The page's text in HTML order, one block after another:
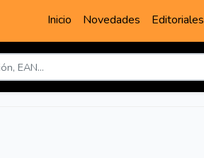
Inicio Novedades Editoriales